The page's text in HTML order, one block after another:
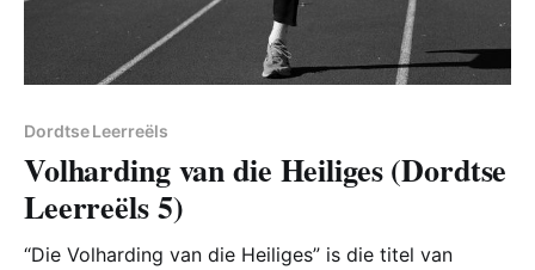
Dordtse Leerreëls
Volharding van die Heiliges (Dordtse
Leerreëls 5)
“Die Volharding van die Heiliges” is die titel van